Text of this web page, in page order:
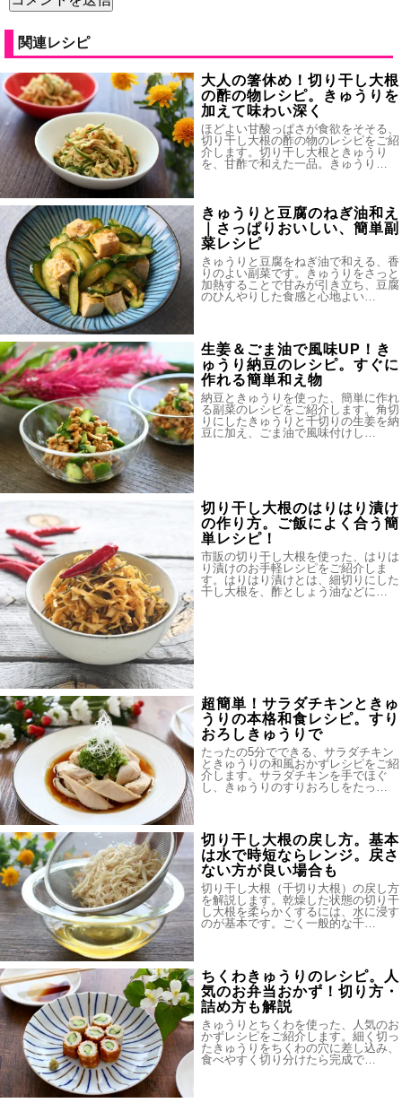
関連レシピ
大人の箸休め！切り干し大根
の酢の物レシピ。きゅうりを
加えて味わい深く
ほどよい甘酸っぱさが食欲をそそる、
切り干し大根の酢の物のレシピをご紹
介します。切り干し大根ときゅうり
を、甘酢で和えた一品。きゅうり…
きゅうりと豆腐のねぎ油和え
｜さっぱりおいしい、簡単副
菜レシピ
きゅうりと豆腐をねぎ油で和える、香
りのよい副菜です。きゅうりをさっと
加熱することで甘みが引き立ち、豆腐
のひんやりした食感と心地よい…
生姜＆ごま油で風味UP！き
ゅうり納豆のレシピ。すぐに
作れる簡単和え物
納豆ときゅうりを使った、簡単に作れ
る副菜のレシピをご紹介します。角切
りにしたきゅうりと千切りの生姜を納
豆に加え、ごま油で風味付けし…
切り干し大根のはりはり漬け
の作り方。ご飯によく合う簡
単レシピ！
市販の切り干し大根を使った、はりは
り漬けのお手軽レシピをご紹介しま
す。はりはり漬けとは、細切りにした
干し大根を、酢としょう油などに…
超簡単！サラダチキンときゅ
うりの本格和食レシピ。すり
おろしきゅうりで
たったの5分でできる、サラダチキン
ときゅうりの和風おかずレシピをご紹
介します。サラダチキンを手でほぐ
し、きゅうりのすりおろしをたっ…
切り干し大根の戻し方。基本
は水で時短ならレンジ。戻さ
ない方が良い場合も
切り干し大根（千切り大根）の戻し方
を解説します。乾燥した状態の切り干
し大根を柔らかくするには、水に浸す
のが基本です。ごく一般的な千…
ちくわきゅうりのレシピ。人
気のお弁当おかず！切り方・
詰め方も解説
きゅうりとちくわを使った、人気のお
かずレシピをご紹介します。細く切っ
たきゅうりをちくわの穴に差し込み、
食べやすく切り分けたら完成で…